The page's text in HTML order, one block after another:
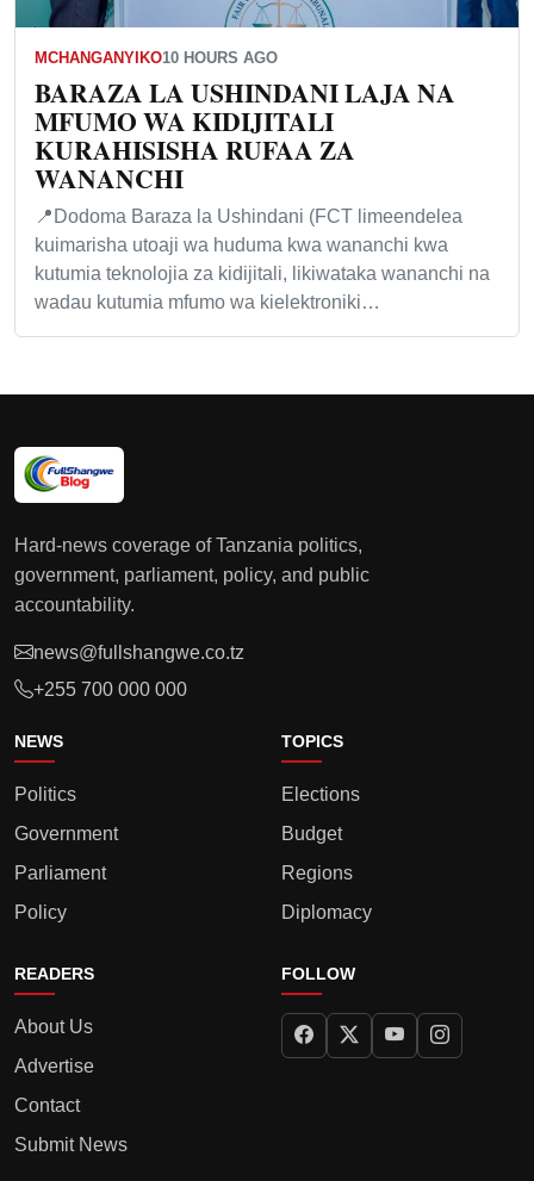
MCHANGANYIKO10 HOURS AGO
BARAZA LA USHINDANI LAJA NA
MFUMO WA KIDIJITALI
KURAHISISHA RUFAA ZA
WANANCHI
📍Dodoma Baraza la Ushindani (FCT limeendelea
kuimarisha utoaji wa huduma kwa wananchi kwa
kutumia teknolojia za kidijitali, likiwataka wananchi na
wadau kutumia mfumo wa kielektroniki…
Hard-news coverage of Tanzania politics,
government, parliament, policy, and public
accountability.
news@fullshangwe.co.tz
+255 700 000 000
NEWS
Politics
Government
Parliament
Policy
TOPICS
Elections
Budget
Regions
Diplomacy
READERS
About Us
Advertise
Contact
Submit News
FOLLOW